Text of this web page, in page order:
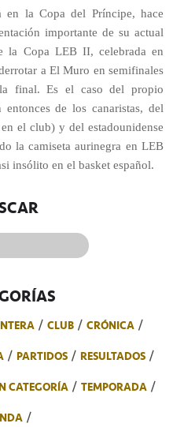
en la Copa del Príncipe, hace
importante de su actual
la Copa LEB II, celebrada en
a El Muro en semifinales
final. Es el caso del propio
de los canaristas, del
el club) y del estadounidense
la camiseta aurinegra en LEB
insólito en el basket español.
CLUB
CRÓNICA
PARTIDOS
RESULTADOS
CATEGORÍA
TEMPORADA